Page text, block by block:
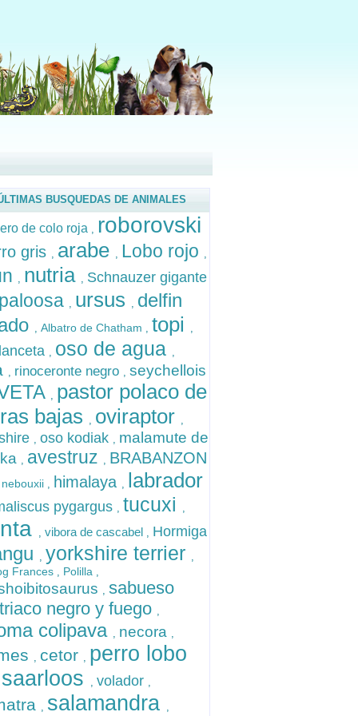
BUSQUEDAS DE ANIMALES
de colo roja , roborovski
gris , arabe , Lobo rojo ,
, nutria , Schnauzer gigante
, ursus , delfin
, Albatro de Chatham , topi ,
, oso de agua ,
, rinoceronte negro , seychellois
, pastor polaco de
bajas , oviraptor ,
, oso kodiak , malamute de
, avestruz , BRABANZON
, himalaya , labrador
pygargus , tucuxi ,
, vibora de cascabel , Hormiga
, yorkshire terrier ,
Frances , Polilla ,
, sabueso
negro y fuego ,
colipava , necora ,
, cetor , perro lobo
, volador ,
, salamandra ,